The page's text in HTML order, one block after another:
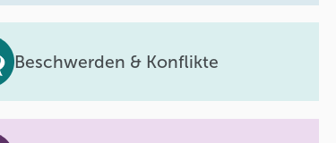
Beschwerden & Konflikte